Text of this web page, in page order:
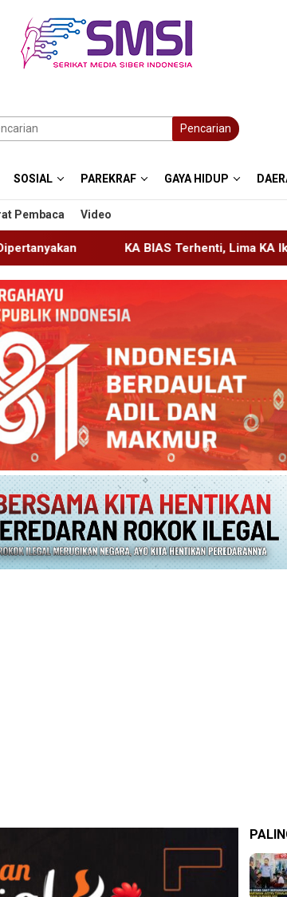
Pencarian
SOSIAL PAREKRAF GAYA HIDUP
Pembaca Video
Terhenti, Lima KA Ikut Terdampak, KAI